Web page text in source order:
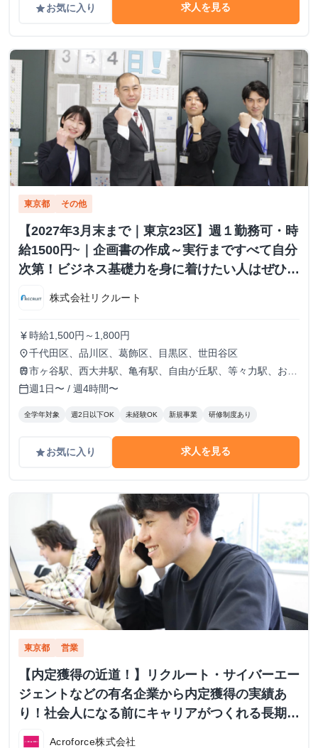
gradeお気に入り 求人を見る
東京都 その他
【2027年3月末まで｜東京23区】週１勤務可・時
給1500円~｜企画書の作成～実行まですべて自分
次第！ビジネス基礎力を身に着けたい人はぜひご
株式会社リクルート
currency_yen 時給1,500円～1,800円
place千代田区、品川区、葛飾区、目黒区、世田谷区
train市ヶ谷駅、西大井駅、亀有駅、自由が丘駅、等々力駅、お花
茶屋駅
calendar_today週1日〜 / 週4時間〜
全学年対象 週2日以下OK 未経験OK 新規事業 研修制度あり
gradeお気に入り 求人を見る
東京都 営業
【内定獲得の近道！】リクルート・サイバーエー
ジェントなどの有名企業から内定獲得の実績あ
り！社会人になる前にキャリアがつくれる長期イ
ンターンシップ！
Acroforce株式会社